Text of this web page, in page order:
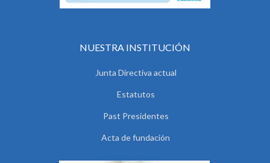
NUESTRA INSTITUCIÓN
Junta Directiva actual
Estatutos
Past Presidentes
Acta de fundación